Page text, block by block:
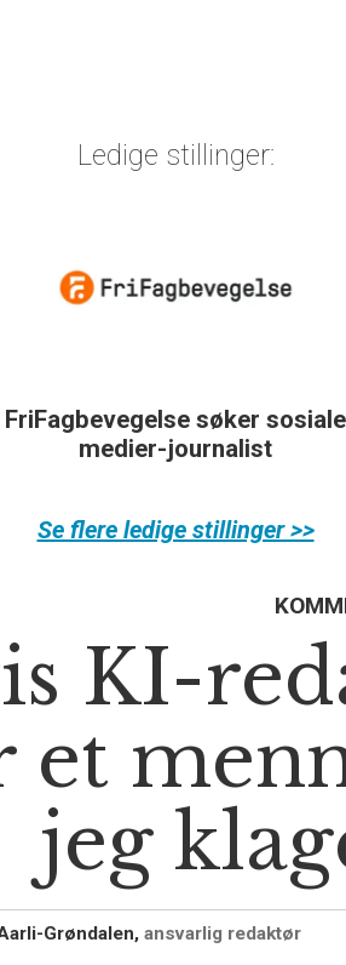
Ledige stillinger:
FriFagbevegelse søker sosiale
medier-journalist
Se flere ledige stillinger >>
KI-
et
jeg
Grøndalen, ansvarlig redaktør